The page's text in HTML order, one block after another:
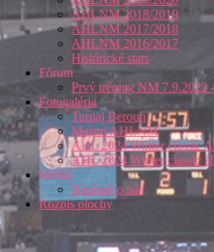
AHLNM 2018/2019
AHLNM 2017/2018
AHLNM 2016/2017
Histórické stats
Fórum
Prvý tréning NM 7.9.2022
Fotogaléria
Turnaj Beroun
Majstri AHLNM
AHL 2024 Winter classic
AHL 2024 Winter classic
Médiá
Napísali o nás
Rozpis plochy